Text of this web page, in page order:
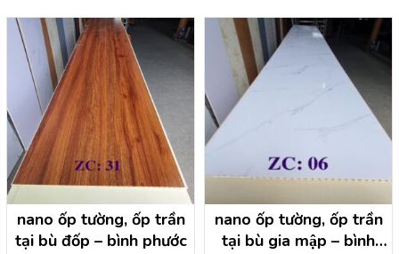
nano ốp tường, ốp trần
tại bù đốp – bình phước
nano ốp tường, ốp trần
tại bù gia mập – bình